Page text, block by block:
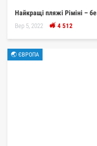
Найкращі пляжі Ріміні –
Вер 5, 2022 4 512
🌏 ЄВРОПА